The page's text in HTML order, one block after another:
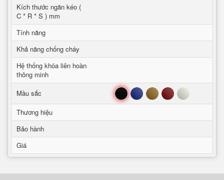
Kích thước ngăn kéo (
C * R * S ) mm
Tính năng
Khả năng chống cháy
Hệ thống khóa liên hoàn
thông minh
Mầu sắc
Đen Xanh Nâu Đỏ Trắng
Thương hiệu
Bảo hành
Giá